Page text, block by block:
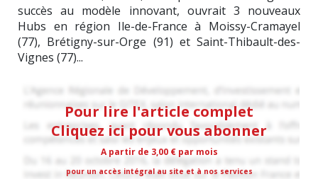
succès au modèle innovant, ouvrait 3 nouveaux
Hubs en région Ile-de-France à Moissy-Cramayel
(77), Brétigny-sur-Orge (91) et Saint-Thibault-des-
Vignes (77)...
Pour lire l'article complet
Cliquez ici pour vous abonner
A partir de 3,00 € par mois
pour un accès intégral au site et à nos services